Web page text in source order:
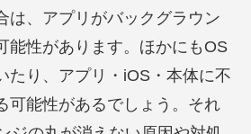
は、アプリがバックグラウン
能性があります。ほかにもOS
たり、アプリ・iOS・本体に不
可能性があるでしょう。それ